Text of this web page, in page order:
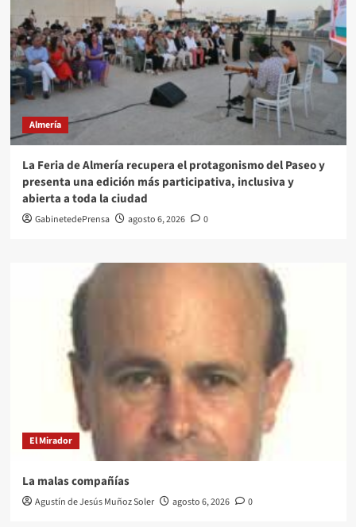
Almería
La Feria de Almería recupera el protagonismo del Paseo y
presenta una edición más participativa, inclusiva y
abierta a toda la ciudad
GabinetedePrensa agosto 6, 2026 0
El Mirador
La malas compañías
Agustín de Jesús Muñoz Soler agosto 6, 2026 0